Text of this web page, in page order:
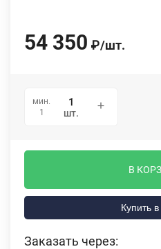
54 350 ₽/шт.
мин.
1
шт.
В
Купить
Заказать через: